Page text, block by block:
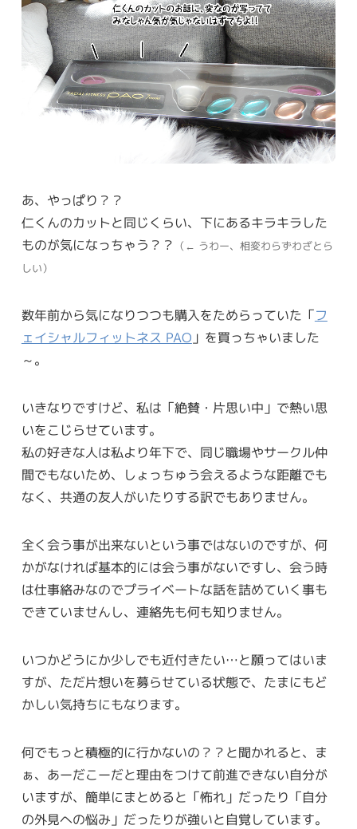
あ、やっぱり？？
仁くんのカットと同じくらい、下にあるキラキラした
ものが気になっちゃう？？ （← うわー、相変わらずわざとら
しい）
数年前から気になりつつも購入をためらっていた「フ
ェイシャルフィットネス PAO 」を買っちゃいました
～。
いきなりですけど、私は「絶賛・片思い中」で熱い思
いをこじらせています。
私の好きな人は私より年下で、同じ職場やサークル仲
間でもないため、しょっちゅう会えるような距離でも
なく、共通の友人がいたりする訳でもありません。
全く会う事が出来ないという事ではないのですが、何
かがなければ基本的には会う事がないですし、会う時
は仕事絡みなのでプライベートな話を詰めていく事も
できていませんし、連絡先も何も知りません。
いつかどうにか少しでも近付きたい…と願ってはいま
すが、ただ片想いを募らせている状態で、たまにもど
かしい気持ちにもなります。
何でもっと積極的に行かないの？？と聞かれると、ま
ぁ、あーだこーだと理由をつけて前進できない自分が
いますが、簡単にまとめると「怖れ」だったり「自分
の外見への悩み」だったりが強いと自覚しています。